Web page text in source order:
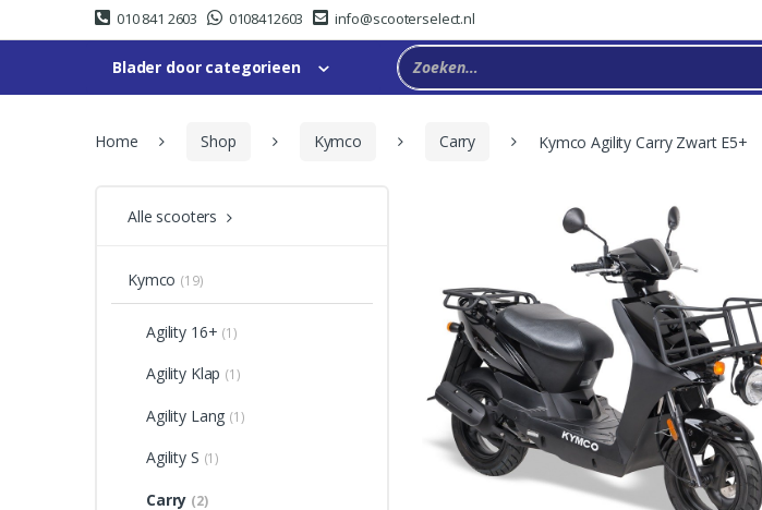
to
to
010 841 2603 0108412603 info@scooterselect.nl
Blader door categorieen
Home Shop Kymco Carry Kymco Agility Carry Zwart E5+
Alle scooters
Kymco (19)
Agility 16+ (1)
Agility Klap (1)
Agility Lang (1)
Agility S (1)
Carry (2)